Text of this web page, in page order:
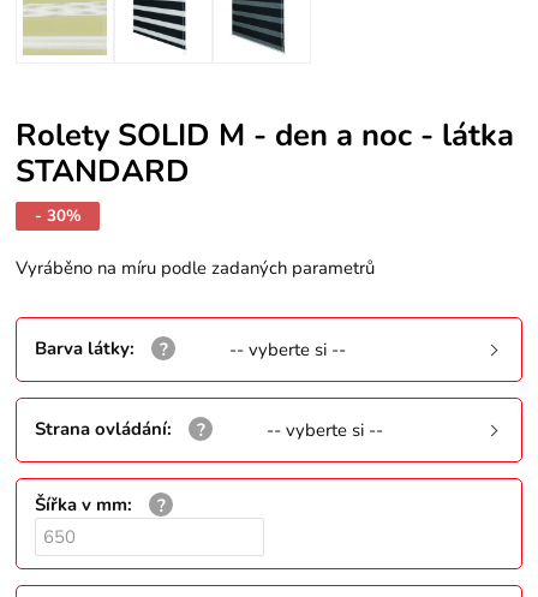
Rolety SOLID M - den a noc - látka
STANDARD
- 30%
Vyráběno na míru podle zadaných parametrů
Barva látky: -- vyberte si --
Strana ovládání: -- vyberte si --
Šířka v mm: